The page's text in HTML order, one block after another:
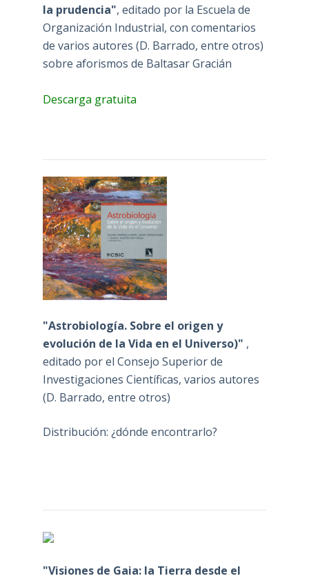
la prudencia", editado por la Escuela de
Organización Industrial, con comentarios
de varios autores (D. Barrado, entre otros)
sobre aforismos de Baltasar Gracián
Descarga gratuita
"Astrobiología. Sobre el origen y
evolución de la Vida en el Universo)" ,
editado por el Consejo Superior de
Investigaciones Científicas, varios autores
(D. Barrado, entre otros)
Distribución: ¿dónde encontrarlo?
"Visiones de Gaia: la Tierra desde el